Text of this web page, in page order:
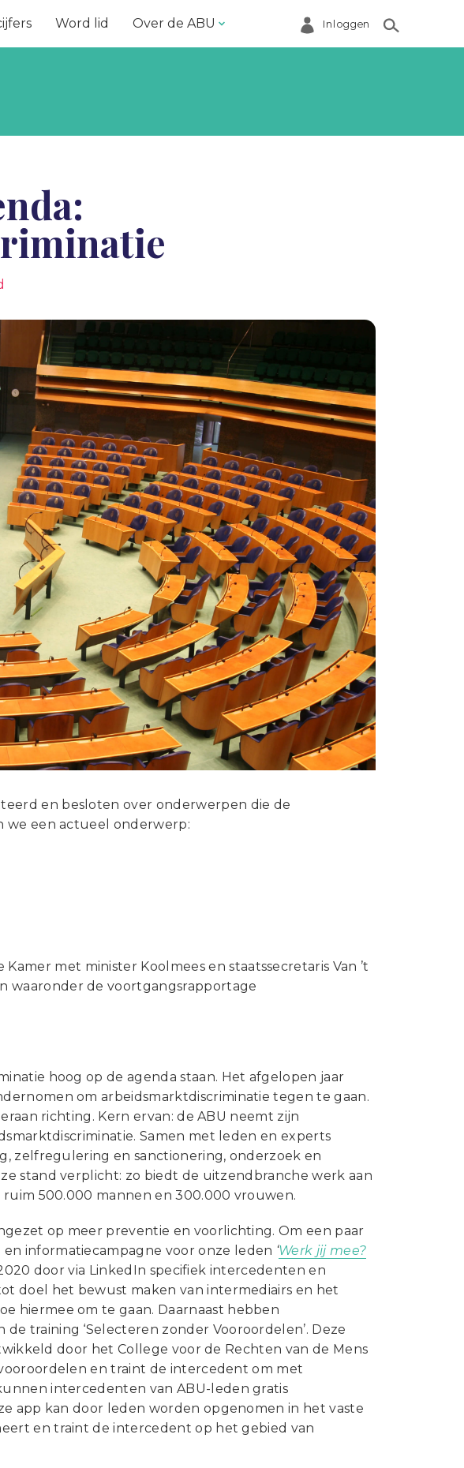
Word lid Over de ABU
Helpdesk
Ledenservice
Magazine VoorWerk
Over de ABU
Statuten en reglementen
Vacatures
Vestigingen ABU-leden
Webshop
Inloggen
en besloten over onderwerpen die de
we een actueel onderwerp:
met minister Koolmees en staatssecretaris Van ’t
waaronder de voortgangsrapportage
hoog op de agenda staan. Het afgelopen jaar
om arbeidsmarktdiscriminatie tegen te gaan.
richting. Kern ervan: de ABU neemt zijn
Samen met leden en experts
zelfregulering en sanctionering, onderzoek en
stand verplicht: zo biedt de uitzendbranche werk aan
500.000 mannen en 300.000 vrouwen.
op meer preventie en voorlichting. Om een paar
informatiecampagne voor onze leden ‘Werk jij mee?
door via LinkedIn specifiek intercedenten en
doel het bewust maken van intermediairs en het
hiermee om te gaan. Daarnaast hebben
training ‘Selecteren zonder Vooroordelen’. Deze
door het College voor de Rechten van de Mens
en traint de intercedent om met
intercedenten van ABU-leden gratis
app kan door leden worden opgenomen in het vaste
en traint de intercedent op het gebied van